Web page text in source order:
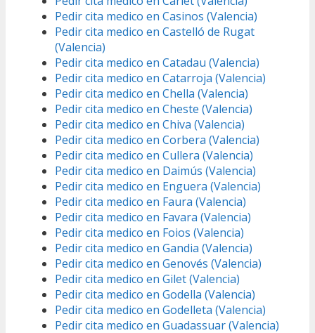
Pedir cita medico en Casinos (Valencia)
Pedir cita medico en Castelló de Rugat
(Valencia)
Pedir cita medico en Catadau (Valencia)
Pedir cita medico en Catarroja (Valencia)
Pedir cita medico en Chella (Valencia)
Pedir cita medico en Cheste (Valencia)
Pedir cita medico en Chiva (Valencia)
Pedir cita medico en Corbera (Valencia)
Pedir cita medico en Cullera (Valencia)
Pedir cita medico en Daimús (Valencia)
Pedir cita medico en Enguera (Valencia)
Pedir cita medico en Faura (Valencia)
Pedir cita medico en Favara (Valencia)
Pedir cita medico en Foios (Valencia)
Pedir cita medico en Gandia (Valencia)
Pedir cita medico en Genovés (Valencia)
Pedir cita medico en Gilet (Valencia)
Pedir cita medico en Godella (Valencia)
Pedir cita medico en Godelleta (Valencia)
Pedir cita medico en Guadassuar (Valencia)